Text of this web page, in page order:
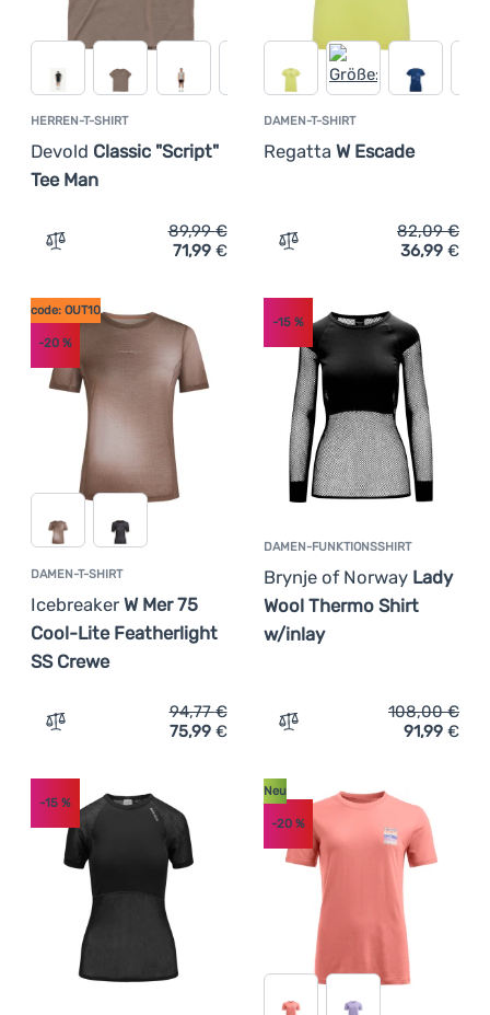
HERREN-T-SHIRT
Devold Classic "Script"
Tee Man
Zum Vergleich 'Herren-T-Shirt Devold Classic "Script"
89,99€
71,99 €
DAMEN-T-SHIRT
Regatta W Escade
Zum Vergleich 'Damen-T-
82,09€
36,99 €
DAMEN-T-SHIRT
Icebreaker W Mer 75
Cool-Lite Featherlight
SS Crewe
code: OUT10
-20 %
Zum Vergleich 'Damen-T-Shirt Icebreaker W Mer 75
94,77€
75,99 €
DAMEN-FUNKTIONSSHIRT
Brynje of Norway Lady
Wool Thermo Shirt
w/inlay
-15%
Zum Vergleich 'Damen-
108,00€
91,99 €
-15 %
Neu
-20%